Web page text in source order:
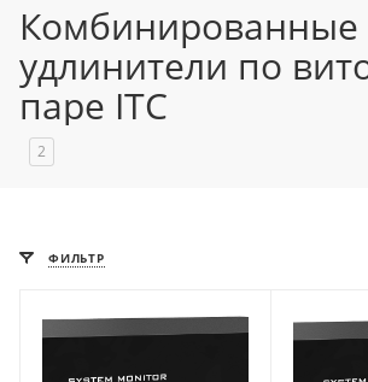
Комбинированные
удлинители по
паре ITC
2
ФИЛЬТР